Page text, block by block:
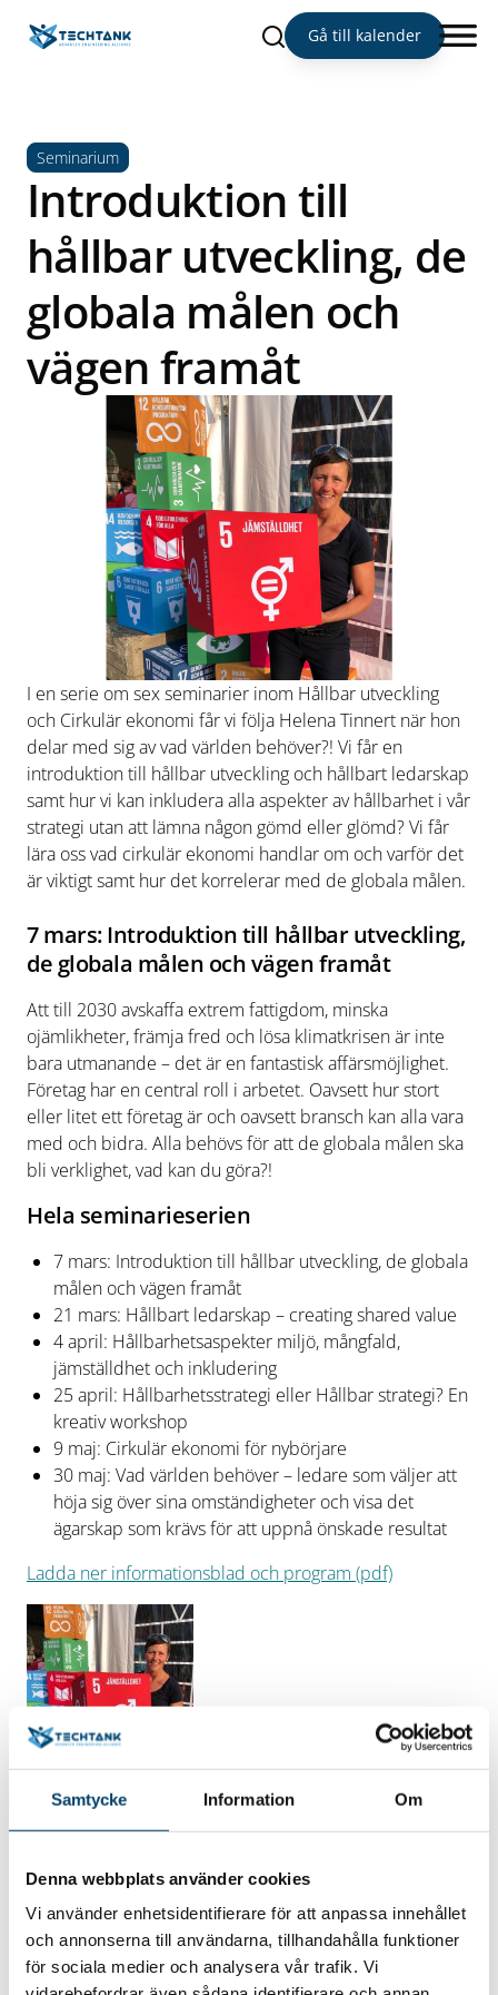
Samtycke Information Om
Denna webbplats använder cookies
Vi använder enhetsidentifierare för att anpassa innehållet
och annonserna till användarna, tillhandahålla funktioner
för sociala medier och analysera vår trafik. Vi
Sök Gå till kalender
Seminarium
Introduktion till
hållbar utveckling, de
globala målen och
vägen framåt
I en serie om sex seminarier inom Hållbar utveckling
och Cirkulär ekonomi får vi följa Helena Tinnert när hon
delar med sig av vad världen behöver?! Vi får en
introduktion till hållbar utveckling och hållbart ledarskap
samt hur vi kan inkludera alla aspekter av hållbarhet i vår
strategi utan att lämna någon gömd eller glömd? Vi får
lära oss vad cirkulär ekonomi handlar om och varför det
är viktigt samt hur det korrelerar med de globala målen.
7 mars: Introduktion till hållbar utveckling,
de globala målen och vägen framåt
Att till 2030 avskaffa extrem fattigdom, minska
ojämlikheter, främja fred och lösa klimatkrisen är inte
bara utmanande – det är en fantastisk affärsmöjlighet.
Företag har en central roll i arbetet. Oavsett hur stort
eller litet ett företag är och oavsett bransch kan alla vara
med och bidra. Alla behövs för att de globala målen ska
bli verklighet, vad kan du göra?!
Hela seminarieserien
7 mars: Introduktion till hållbar utveckling, de globala
målen och vägen framåt
21 mars: Hållbart ledarskap – creating shared value
4 april: Hållbarhetsaspekter miljö, mångfald,
jämställdhet och inkludering
25 april: Hållbarhetsstrategi eller Hållbar strategi? En
kreativ workshop
9 maj: Cirkulär ekonomi för nybörjare
30 maj: Vad världen behöver – ledare som väljer att
höja sig över sina omständigheter och visa det
ägarskap som krävs för att uppnå önskade resultat
Ladda ner informationsblad och program (pdf)
Inspiratör är Helena Tinnert från Good
Growth
Helena Tinnert affärsnytta till hållbarhet med innovativa
tankar och målet i sikte. Helena har ett starkt
engagemang, mest tydligt när hon leder och utmanar i
frågor om en rättvis, jämställd och hållbar värld. Helena